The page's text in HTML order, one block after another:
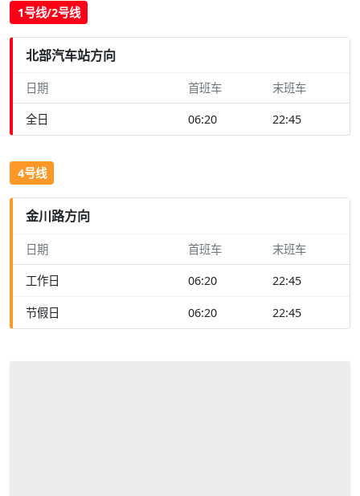
1号线/2号线
北部汽车站方向
日期 首班车 末班车
全日 06:20 22:45
4号线
金川路方向
日期 首班车 末班车
工作日 06:20 22:45
节假日 06:20 22:45